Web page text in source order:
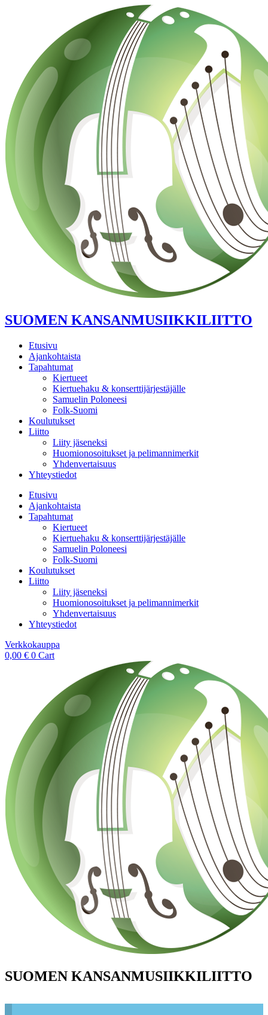
SUOMEN KANSANMUSIIKKILIITTO
Etusivu
Ajankohtaista
Tapahtumat
Kiertueet
Kiertuehaku & konserttijärjestäjälle
Samuelin Poloneesi
Folk-Suomi
Koulutukset
Liitto
Liity jäseneksi
Huomionosoitukset ja pelimannimerkit
Yhdenvertaisuus
Yhteystiedot
Etusivu
Ajankohtaista
Tapahtumat
Kiertueet
Kiertuehaku & konserttijärjestäjälle
Samuelin Poloneesi
Folk-Suomi
Koulutukset
Liitto
Liity jäseneksi
Huomionosoitukset ja pelimannimerkit
Yhdenvertaisuus
Yhteystiedot
Verkkokauppa
0,00 € 0 Cart
SUOMEN KANSANMUSIIKKILIITTO